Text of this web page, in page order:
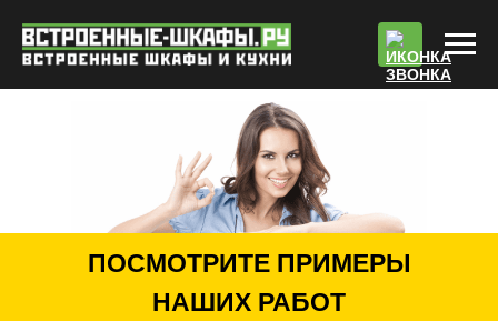
ПОСМОТРИТЕ ПРИМЕРЫ
НАШИХ РАБОТ